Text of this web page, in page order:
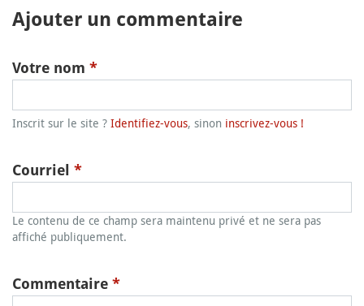
Ajouter un commentaire
Votre nom *
Inscrit sur le site ? Identifiez-vous, sinon inscrivez-vous !
Courriel *
Le contenu de ce champ sera maintenu privé et ne sera pas
affiché publiquement.
Commentaire *